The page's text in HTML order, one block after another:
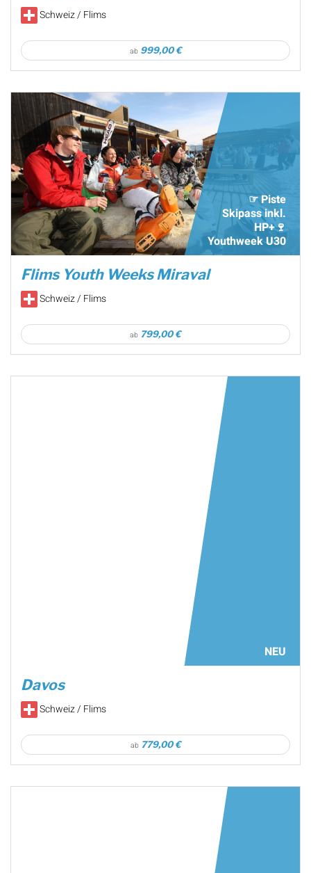
Schweiz / Flims
ab 999,00 €
☞ Piste
Skipass inkl.
HP+🍷
Youthweek U30
Flims Youth Weeks Miraval
Schweiz / Flims
ab 799,00 €
NEU
Davos
Schweiz / Flims
ab 779,00 €